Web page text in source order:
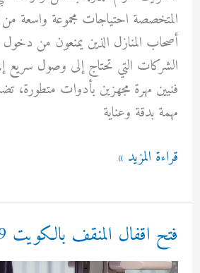
المتخصصة احتياجات مجموعة واسعة
أصحاب المنازل الذين يمنعون من دخول
الشركات التي تحتاج إلى وصول سريع
فنيين مهرة مجهزين بأدوات متطورة،
مهمة بدقة وعناية
خدمة
ابواب
الكويت
92295349
قراءة المزيد »
فتح اقفال المنقف بالكويت 92295349